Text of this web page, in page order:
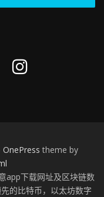
OnePress theme by
app下载网址及区块链数
的比特币，以太坊数字